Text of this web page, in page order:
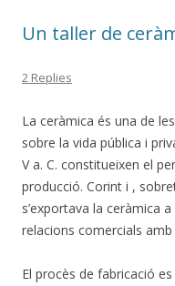
Un taller de
2 Replies
La ceràmica és una de
sobre la vida pública i
V a. C. constitueixen el
producció. Corint i ,
s’exportava la ceràmica
relacions comercials amb
El procès de fabricació